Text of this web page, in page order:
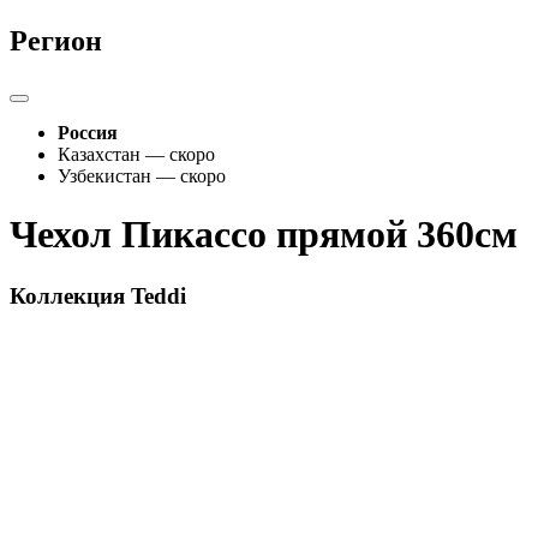
Регион
Россия
Казахстан — скоро
Узбекистан — скоро
Чехол Пикассо прямой 360см
Коллекция Teddi